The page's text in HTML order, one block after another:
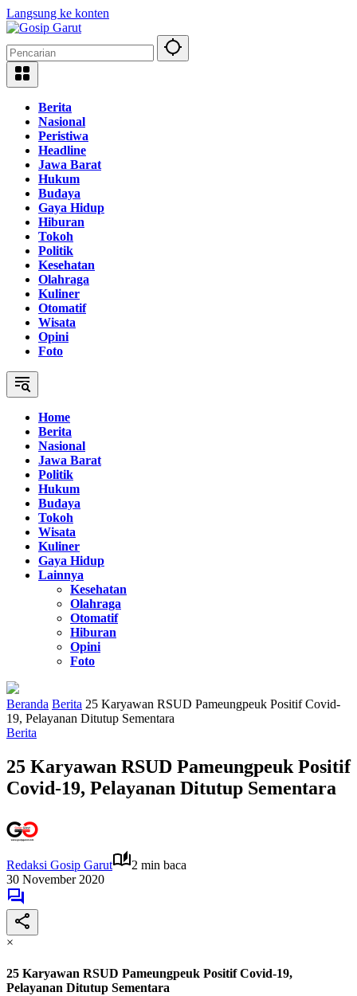
Langsung ke konten
Berita
Nasional
Peristiwa
Headline
Jawa Barat
Hukum
Budaya
Gaya Hidup
Hiburan
Tokoh
Politik
Kesehatan
Olahraga
Kuliner
Otomatif
Wisata
Opini
Foto
Home
Berita
Nasional
Jawa Barat
Politik
Hukum
Budaya
Tokoh
Wisata
Kuliner
Gaya Hidup
Lainnya
Kesehatan
Olahraga
Otomatif
Hiburan
Opini
Foto
Beranda Berita 25 Karyawan RSUD Pameungpeuk Positif Covid-
19, Pelayanan Ditutup Sementara
Berita
25 Karyawan RSUD Pameungpeuk Positif
Covid-19, Pelayanan Ditutup Sementara
Redaksi Gosip Garut
2 min baca
30 November 2020
×
25 Karyawan RSUD Pameungpeuk Positif Covid-19,
Pelayanan Ditutup Sementara